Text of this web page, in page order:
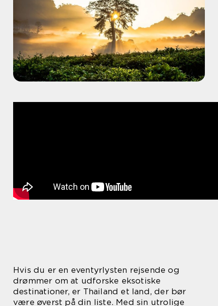
Hvis du er en eventyrlysten rejsende og
drømmer om at udforske eksotiske
destinationer, er Thailand et land, der bør
være øverst på din liste. Med sin utrolige